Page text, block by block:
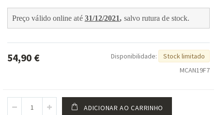
Preço válido online até 31/12/2021, salvo rutura de stock.
54,90 € Disponibilidade:
Stock limitado
MCAN19F7
ADICIONAR AO CARRINHO
gallery